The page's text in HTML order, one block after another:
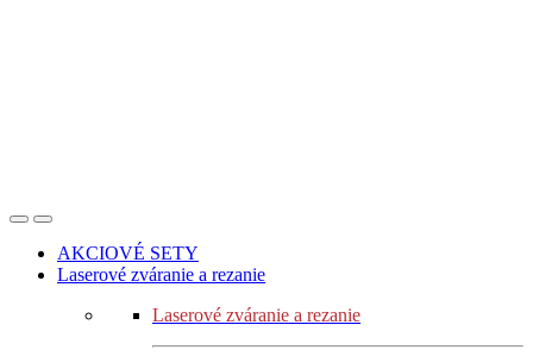
AKCIOVÉ SETY
Laserové zváranie a rezanie
Laserové zváranie a rezanie